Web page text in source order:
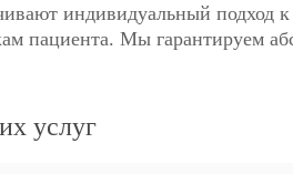
индивидуальный подход
пациента. Мы гарантируем
услуг